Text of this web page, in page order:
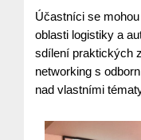
Účastníci se
oblasti logistiky a
sdílení praktických
networking s
nad vlastními